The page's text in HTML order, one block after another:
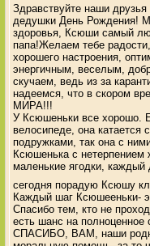
Здравствуйте наши
дедушки День Рождения!
здоровья, Ксюши самый
папа!Желаем тебе
хорошего настроения,
энергичным, веселым,
скучаем, ведь из за
надеемся, что в скором
МИРА!!!
У Ксюшеньки все хорошо.
велосипеде, она катается
подружками, так она с
Ксюшенька с нетерпением
маленькие ягодки, каждый
сегодня порадую Ксюшу
Каждый шаг Ксюшееньки-
Спасибо тем, кто не
есть шанс на
СПАСИБО, ВАМ, наши